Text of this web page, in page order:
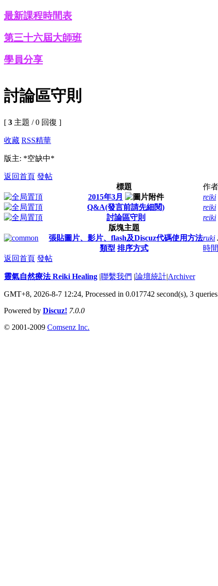
最新課程時間表
第三十六屆大師班
學員分享
討論區守則
[ 3 主題 / 0 回復 ]
收藏 RSS精華
版主: *空缺中*
返回首頁 發帖
標題
作者
2015年3月
reiki
Q&A(發言前請先細閱)
reiki
討論區守則
reiki
版塊主題
張貼圖片、影片、flash及Discuz代碼使用方法ruki
類型 排序方式
時
返回首頁 發帖
靈氣自然療法 Reiki Healing |聯繫我們 |論壇統計|Archiver
GMT+8, 2026-8-7 12:24, Processed in 0.017742 second(s), 3 queries
Powered by Discuz! 7.0.0
© 2001-2009 Comsenz Inc.